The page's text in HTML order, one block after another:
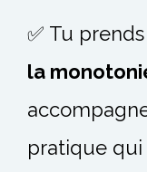
✅ Tu prends
la
pratique qui